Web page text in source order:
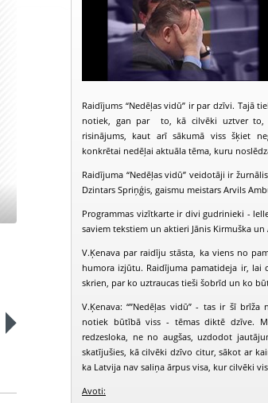
PIEEJAMS
PUBLISKAJĀS
BIBLIOTĒKĀS
Nedēļas vidū (1997-09-24)
PUBLISKAJĀS
BIBLIOTĒKĀS
Nedēļas vidū (1997-
Raidījums “Nedēļas vidū” ir par dzīvi. Tajā
notiek, gan par to, kā cilvēki uztver to,
risinājums, kaut arī sākumā viss šķiet
konkrētai nedēļai aktuāla tēma, kuru
Raidījuma “Nedēļas vidū” veidotāji ir
Dzintars Spriņģis, gaismu meistars Arvils
Programmas vizītkarte ir divi gudrinieki -
saviem tekstiem un aktieri Jānis Kirmuška un
V.Ķenava par raidīju stāsta, ka viens no
humora izjūtu. Raidījuma pamatideja ir, lai
skrien, par ko uztraucas tieši šobrīd un ko
V.Ķenava: “”Nedēļas vidū” - tas ir šī
notiek būtībā viss - tēmas diktē dzīve.
redzesloka, ne no augšas, uzdodot
skatījušies, kā cilvēki dzīvo citur, sākot ar
ka Latvija nav saliņa ārpus visa, kur cilvēki
Avoti: